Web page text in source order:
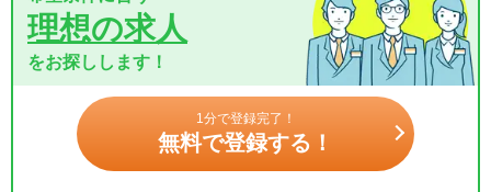
理想の求人
をお探しします！
1分で登録完了！
無料で登録する！